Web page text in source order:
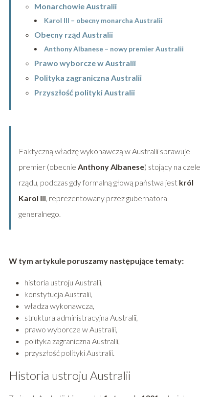
Monarchowie Australii
Karol III – obecny monarcha Australii
Obecny rząd Australii
Anthony Albanese – nowy premier Australii
Prawo wyborcze w Australii
Polityka zagraniczna Australii
Przyszłość polityki Australii
Faktyczną władzę wykonawczą w Australii sprawuje
premier (obecnie Anthony Albanese) stojący na czele
rządu, podczas gdy formalną głową państwa jest król
Karol III, reprezentowany przez gubernatora
generalnego.
W tym artykule poruszamy następujące tematy:
historia ustroju Australii,
konstytucja Australii,
władza wykonawcza,
struktura administracyjna Australii,
prawo wyborcze w Australii,
polityka zagraniczna Australii,
przyszłość polityki Australii.
Historia ustroju Australii